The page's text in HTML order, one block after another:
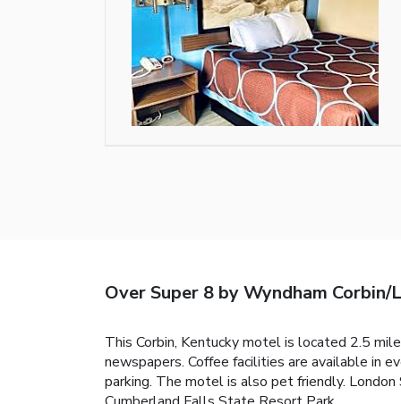
Over Super 8 by Wyndham Corbin/
This Corbin, Kentucky motel is located 2.5
newspapers. Coffee facilities are available in
parking. The motel is also pet friendly.